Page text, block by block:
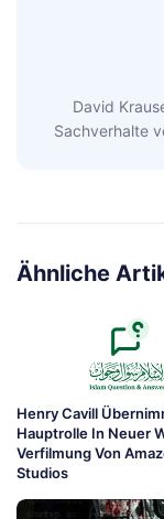
David
Sachverhalte
Ähnliche
Henry Cavill
Hauptrolle In Neuer
Verfilmung Von
Studios